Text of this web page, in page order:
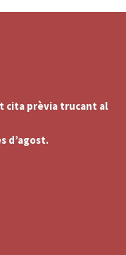
cita prèvia trucant al
d’agost.